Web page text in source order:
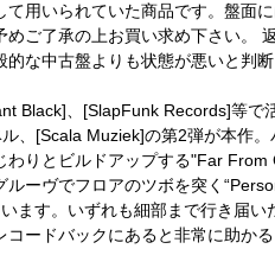
用いられていた商品です。盤面
めご了承の上お買い求め下さい。
的な中古盤よりも状態が悪いと判
Black]、[SlapFunk Records]等
、[Scala Muziek]の第2弾が本作
わりとビルドアップする"Far
ーヴでフロアのツボを突く
ます。いずれも細部まで行き届
コードバックにあると非常に助か